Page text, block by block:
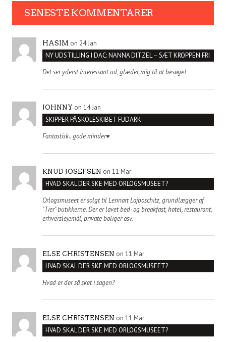
SENESTE KOMMENTARER
HASIM on 24 Jan
NY UDSTILLING I DAC: NANNA DITZEL – SÆT KROPPEN FRI
Det ser yderst interessant ud, glæder mig til at besøge!
JOHNNY on 14 Jan
SKIPPER PÅ SKOLESKIBET FUDARK
Fantastisk.. gode minder♥️
KNUD JOSEFSEN on 11 Mar
HVAD SKAL DER SKE MED ORLOGSMUSEET?
Orlogsmuseet er solgt til Lennart Lajboschitz, grundlægger af
"Tier"-butikkerne. Der er lavet bed- og breakfast, hotel, restaurant,
erhverslejemål, private boliger osv.
ELSE CHRISTENSEN on 11 Mar
HVAD SKAL DER SKE MED ORLOGSMUSEET?
Hvad er der så sket i sagen?
ELSE CHRISTENSEN on 11 Mar
HVAD SKAL DER SKE MED ORLOGSMUSEET?